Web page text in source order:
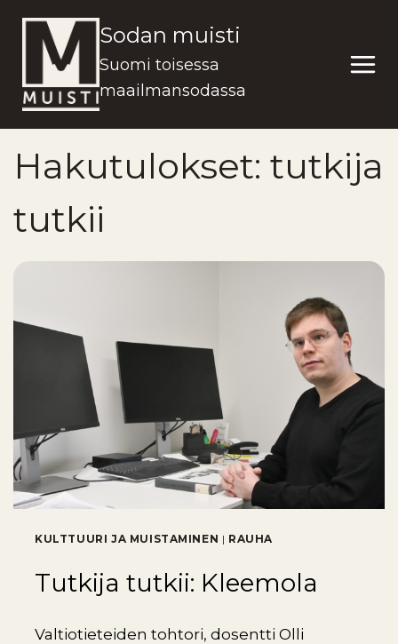
sisältöön
Sodan muisti
Suomi toisessa
maailmansodassa
Hakutulokset: tutkija
tutkii
KULTTUURI JA MUISTAMINEN | RAUHA
Tutkija tutkii: Kleemola
Valtiotieteiden tohtori, dosentti Olli